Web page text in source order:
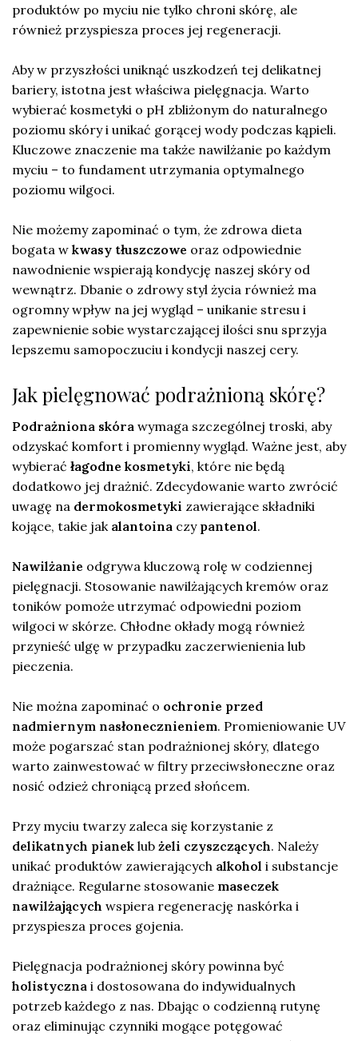
produktów po myciu nie tylko chroni skórę, ale
również przyspiesza proces jej regeneracji.
Aby w przyszłości uniknąć uszkodzeń tej delikatnej
bariery, istotna jest właściwa pielęgnacja. Warto
wybierać kosmetyki o pH zbliżonym do naturalnego
poziomu skóry i unikać gorącej wody podczas kąpieli.
Kluczowe znaczenie ma także nawilżanie po każdym
myciu – to fundament utrzymania optymalnego
poziomu wilgoci.
Nie możemy zapominać o tym, że zdrowa dieta
bogata w kwasy tłuszczowe oraz odpowiednie
nawodnienie wspierają kondycję naszej skóry od
wewnątrz. Dbanie o zdrowy styl życia również ma
ogromny wpływ na jej wygląd – unikanie stresu i
zapewnienie sobie wystarczającej ilości snu sprzyja
lepszemu samopoczuciu i kondycji naszej cery.
Jak pielęgnować podrażnioną skórę?
Podrażniona skóra wymaga szczególnej troski, aby
odzyskać komfort i promienny wygląd. Ważne jest, aby
wybierać łagodne kosmetyki, które nie będą
dodatkowo jej drażnić. Zdecydowanie warto zwrócić
uwagę na dermokosmetyki zawierające składniki
kojące, takie jak alantoina czy pantenol.
Nawilżanie odgrywa kluczową rolę w codziennej
pielęgnacji. Stosowanie nawilżających kremów oraz
toników pomoże utrzymać odpowiedni poziom
wilgoci w skórze. Chłodne okłady mogą również
przynieść ulgę w przypadku zaczerwienienia lub
pieczenia.
Nie można zapominać o ochronie przed
nadmiernym nasłonecznieniem. Promieniowanie UV
może pogarszać stan podrażnionej skóry, dlatego
warto zainwestować w filtry przeciwsłoneczne oraz
nosić odzież chroniącą przed słońcem.
Przy myciu twarzy zaleca się korzystanie z
delikatnych pianek lub żeli czyszczących. Należy
unikać produktów zawierających alkohol i substancje
drażniące. Regularne stosowanie maseczek
nawilżających wspiera regenerację naskórka i
przyspiesza proces gojenia.
Pielęgnacja podrażnionej skóry powinna być
holistyczna i dostosowana do indywidualnych
potrzeb każdego z nas. Dbając o codzienną rutynę
oraz eliminując czynniki mogące potęgować